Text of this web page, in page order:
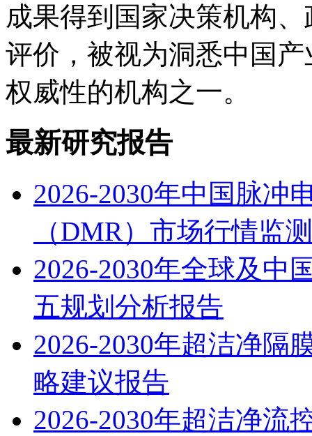
成果得到国家决策机构
评价，被视为洞悉中国
权威性的机构之一。
最新研究报告
2026-2030年中国脉冲
（DMR）市场行情监
2026-2030年全球及中
五规划分析报告
2026-2030年超洁净隔
略建议报告
2026-2030年超洁净流